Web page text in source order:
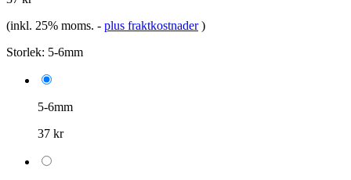
(inkl. 25% moms. - plus fraktkostnader )
Storlek: 5-6mm
5-6mm
37 kr